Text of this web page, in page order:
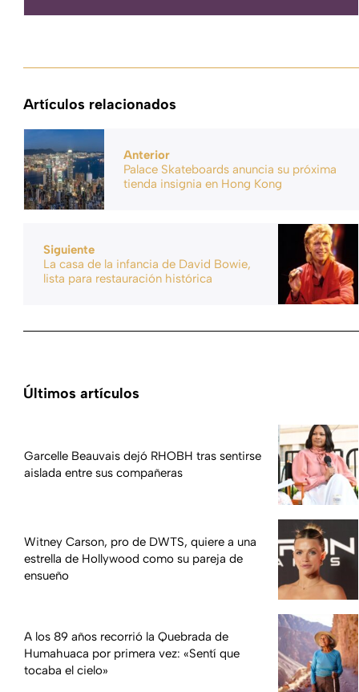
Artículos relacionados
Anterior
Palace Skateboards anuncia su próxima
tienda insignia en Hong Kong
Siguiente
La casa de la infancia de David Bowie,
lista para restauración histórica
Últimos artículos
Garcelle Beauvais dejó RHOBH tras sentirse
aislada entre sus compañeras
Witney Carson, pro de DWTS, quiere a una
estrella de Hollywood como su pareja de
ensueño
A los 89 años recorrió la Quebrada de
Humahuaca por primera vez: «Sentí que
tocaba el cielo»